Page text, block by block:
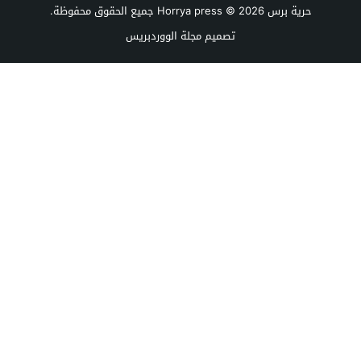
حرية برس Horrya press© 2026 جميع الحقوق محفوظة.
تصميممجلة الووردبريس